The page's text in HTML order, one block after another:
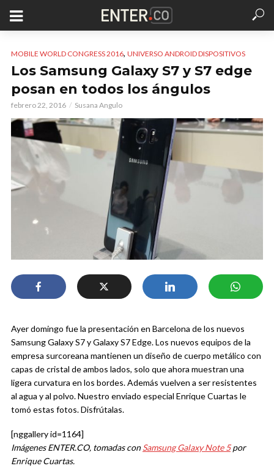
MOBILE WORLD CONGRESS 2016, UNIVERSO ANDROID DISPOSITIVOS
Los Samsung Galaxy S7 y S7 edge
posan en todos los ángulos
febrero 22, 2016 Susana Angulo
Ayer domingo fue la presentación en Barcelona de los nuevos
Samsung Galaxy S7 y Galaxy S7 Edge. Los nuevos equipos de la
empresa surcoreana mantienen un diseño de cuerpo metálico con
capas de cristal de ambos lados, solo que ahora muestran una
ligera curvatura en los bordes. Además vuelven a ser resistentes
al agua y al polvo. Nuestro enviado especial Enrique Cuartas le
tomó estas fotos. Disfrútalas.
[nggallery id=1164]
Imágenes ENTER.CO, tomadas conSamsung Galaxy Note 5por
Enrique Cuartas.